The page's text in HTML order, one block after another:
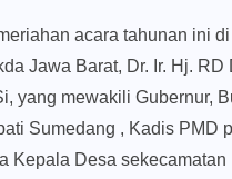
acara tahunan ini
Jawa Barat, Dr. Ir. Hj. RD
yang mewakili Gubernur,
Sumedang , Kadis PMD
Kepala Desa sekecamatan